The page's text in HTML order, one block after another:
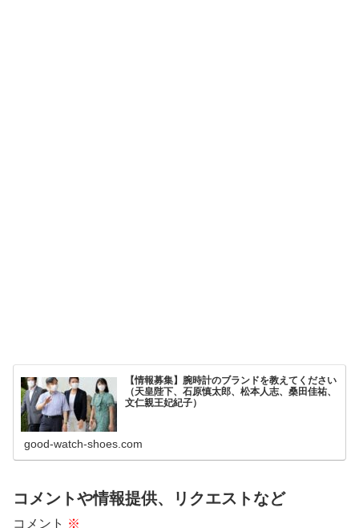
【情報募集】腕時計のブランドを教えてください
（天皇陛下、石原慎太郎、松本人志、桑田佳祐、
文仁親王妃紀子）
good-watch-shoes.com
コメントや情報提供、リクエストなど
コメント ※